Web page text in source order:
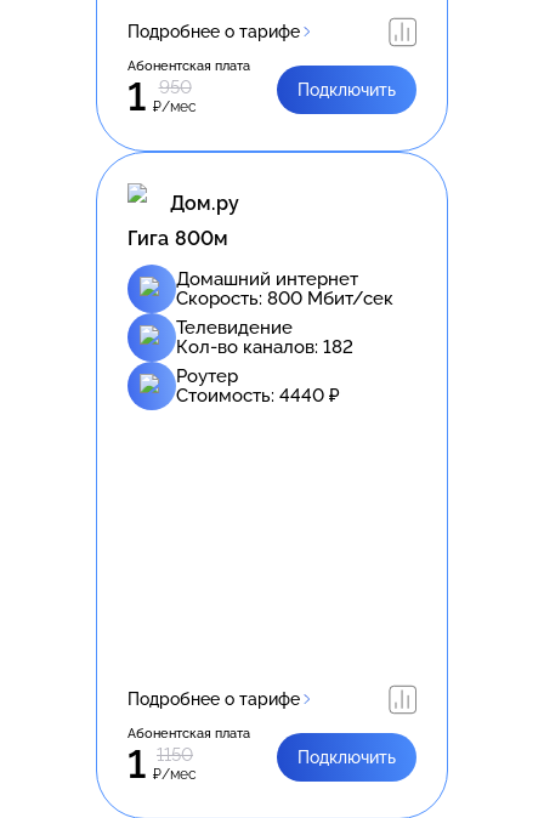
Подробнее о тарифе
Абонентская плата
1 950
₽/мес
Подключить
Дом.ру
Гига 800м
Домашний интернет
Скорость: 800 Мбит/сек
Телевидение
Кол-во каналов: 182
Роутер
Стоимость: 4440 ₽
Подробнее о тарифе
Абонентская плата
1 1150
₽/мес
Подключить